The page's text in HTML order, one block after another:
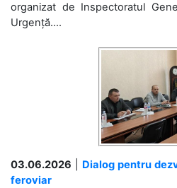
organizat de Inspectoratul
Urgență....
03.06.2026
Dialog pentru
feroviar